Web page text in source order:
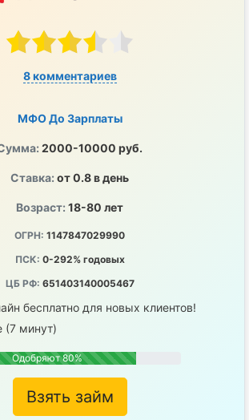
8 комментариев
МФО До Зарплаты
2000-10000 руб.
Ставка: от 0.8 в день
Возраст: 18-80 лет
ОГРН: 1147847029990
ПСК: 0-292% годовых
ЦБ РФ: 651403140005467
бесплатно для новых клиентов!
(7 минут)
Одобряют 80%
Взять займ